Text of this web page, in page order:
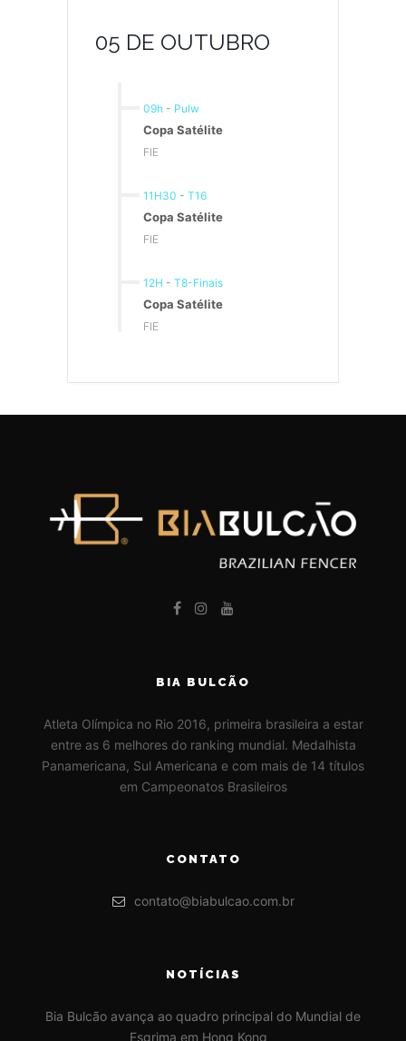
05 DE OUTUBRO
09h - Pulw
Copa Satélite
FIE
11H30 - T16
Copa Satélite
FIE
12H - T8-Finais
Copa Satélite
FIE
BIA BULCÃO
Atleta Olímpica no Rio 2016, primeira brasileira a estar
entre as 6 melhores do ranking mundial. Medalhista
Panamericana, Sul Americana e com mais de 14 títulos
em Campeonatos Brasileiros
CONTATO
contato@biabulcao.com.br
NOTÍCIAS
Bia Bulcão avança ao quadro principal do Mundial de
Esgrima em Hong Kong